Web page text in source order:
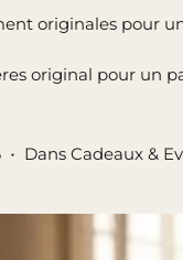
originales pour
original pour un
Dans Cadeaux &